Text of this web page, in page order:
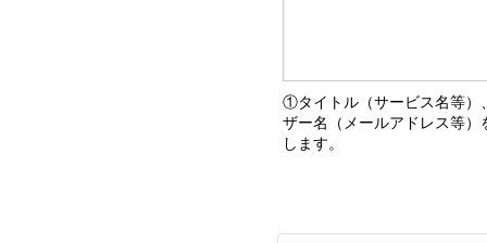
①タイトル（サービス名等）
ザー名（メールアドレス等）
します。